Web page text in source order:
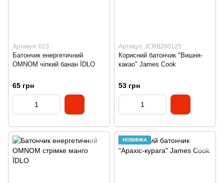
Артикул: 023
Батончик енергетичний
OMNOM чіпкий банан ЇDLO
65 грн
Артикул: JCRB200125
Корисний батончик "Вишня-
какао" James Cook
53 грн
НОВИНКА